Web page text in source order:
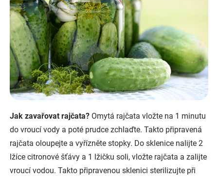
Jak zavařovat rajčata? Omytá rajčata vložte na 1 minutu
do vroucí vody a poté prudce zchlaďte. Takto připravená
rajčata oloupejte a vyřízněte stopky. Do sklenice nalijte 2
lžíce citronové šťávy a 1 lžičku soli, vložte rajčata a zalijte
vroucí vodou. Takto připravenou sklenici sterilizujte při